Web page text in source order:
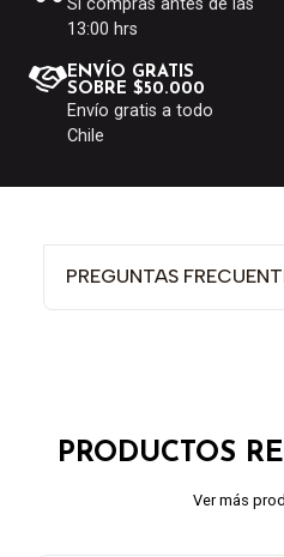
13:00 hrs
ENVÍO GRATIS
SOBRE $50.000
Envío gratis a todo
Chile
PREGUNTAS
PRODUCTOS
Ver más